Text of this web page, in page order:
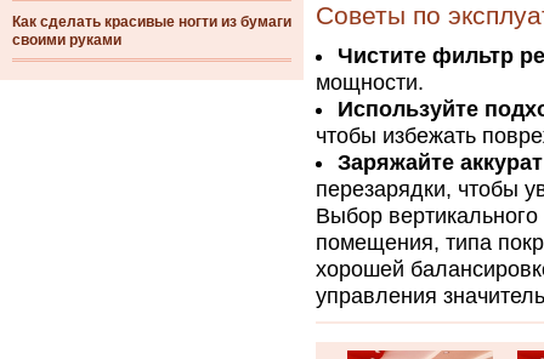
Как сделать красивые ногти из бумаги
своими руками
Советы по
Чистите фильтр
мощности.
Используйте
чтобы избежать
Заряжайте
перезарядки, чтобы
Выбор
помещения, типа
хорошей
управления